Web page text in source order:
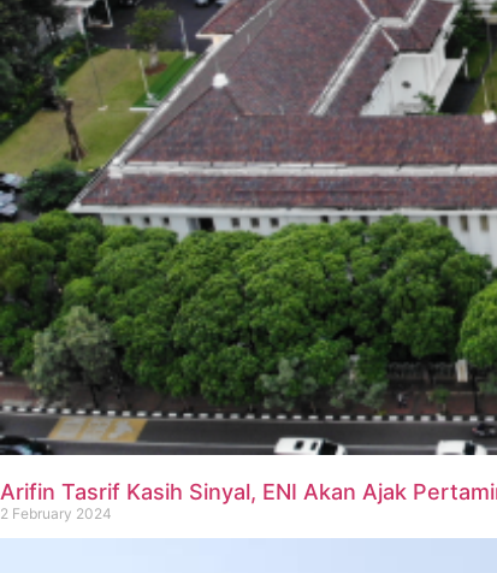
Arifin Tasrif Kasih Sinyal, ENI Akan Ajak
2 February 2024